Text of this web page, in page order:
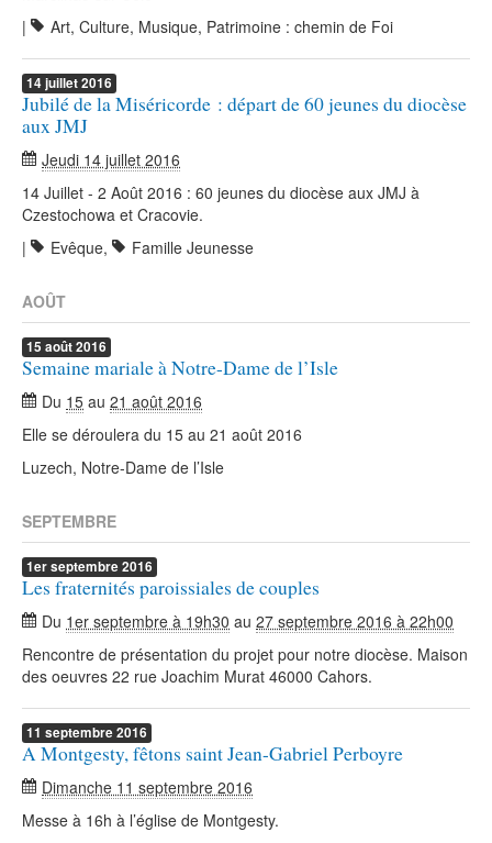
|
Art, Culture, Musique, Patrimoine : chemin de Foi
14juillet2016
Jubilé de la Miséricorde : départ de 60 jeunes du diocèse
aux JMJ
Jeudi 14 juillet 2016
14 Juillet - 2 Août 2016 : 60 jeunes du diocèse aux JMJ à
Czestochowa et Cracovie.
|
Evêque, Famille Jeunesse
AOÛT
15 août2016
Semaine mariale à Notre-Dame de l’Isle
Du 15 au 21 août 2016
Elle se déroulera du 15 au 21 août 2016
Luzech, Notre-Dame de l’Isle
SEPTEMBRE
1erseptembre2016
Les fraternités paroissiales de couples
Du 1er septembre à 19h30 au 27 septembre 2016 à 22h00
Rencontre de présentation du projet pour notre diocèse. Maison
des oeuvres 22 rue Joachim Murat 46000 Cahors.
11 septembre2016
A Montgesty, fêtons saint Jean-Gabriel Perboyre
Dimanche 11 septembre 2016
Messe à 16h à l’église de Montgesty.